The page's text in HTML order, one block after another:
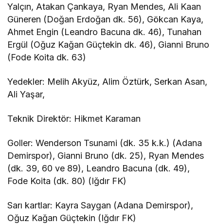
Yalçın, Atakan Çankaya, Ryan Mendes, Ali Kaan
Güneren (Doğan Erdoğan dk. 56), Gökcan Kaya,
Ahmet Engin (Leandro Bacuna dk. 46), Tunahan
Ergül (Oğuz Kağan Güçtekin dk. 46), Gianni Bruno
(Fode Koita dk. 63)
Yedekler: Melih Akyüz, Alim Öztürk, Serkan Asan,
Ali Yaşar,
Teknik Direktör: Hikmet Karaman
Goller: Wenderson Tsunami (dk. 35 k.k.) (Adana
Demirspor), Gianni Bruno (dk. 25), Ryan Mendes
(dk. 39, 60 ve 89), Leandro Bacuna (dk. 49),
Fode Koita (dk. 80) (Iğdır FK)
Sarı kartlar: Kayra Saygan (Adana Demirspor),
Oğuz Kağan Güçtekin (Iğdır FK)